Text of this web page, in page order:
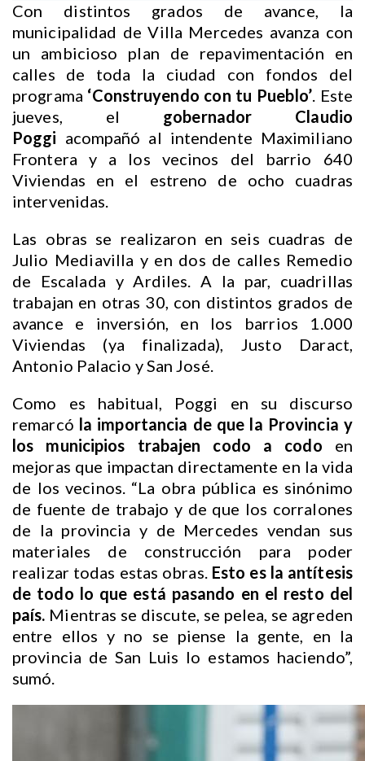
Con distintos grados de avance, la
municipalidad de Villa Mercedes avanza con
un ambicioso plan de repavimentación en
calles de toda la ciudad con fondos del
programa ‘Construyendo con tu Pueblo’. Este
jueves, el gobernador Claudio
Poggi acompañó al intendente Maximiliano
Frontera y a los vecinos del barrio 640
Viviendas en el estreno de ocho cuadras
intervenidas.
Las obras se realizaron en seis cuadras de
Julio Mediavilla y en dos de calles Remedio
de Escalada y Ardiles. A la par, cuadrillas
trabajan en otras 30, con distintos grados de
avance e inversión, en los barrios 1.000
Viviendas (ya finalizada), Justo Daract,
Antonio Palacio y San José.
Como es habitual, Poggi en su discurso
remarcó la importancia de que la Provincia y
los municipios trabajen codo a codo en
mejoras que impactan directamente en la vida
de los vecinos. “La obra pública es sinónimo
de fuente de trabajo y de que los corralones
de la provincia y de Mercedes vendan sus
materiales de construcción para poder
realizar todas estas obras. Esto es la antítesis
de todo lo que está pasando en el resto del
país. Mientras se discute, se pelea, se agreden
entre ellos y no se piense la gente, en la
provincia de San Luis lo estamos haciendo”,
sumó.